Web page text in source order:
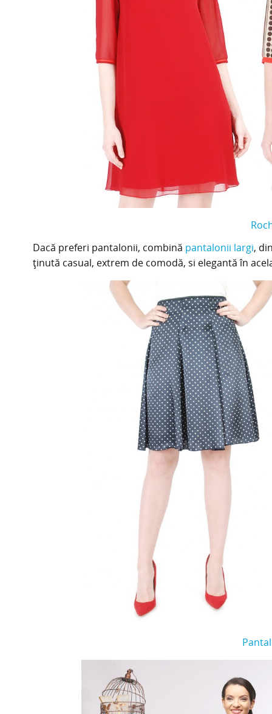
Dacă preferi pantalonii, combină pantalonii largi,
ținută casual, extrem de comodă, si elegantă în